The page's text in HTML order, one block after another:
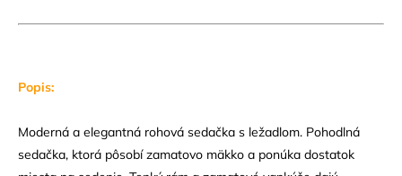
Popis:
Moderná a elegantná rohová sedačka s ležadlom. Pohodlná
sedačka, ktorá pôsobí zamatovo mäkko a ponúka dostatok